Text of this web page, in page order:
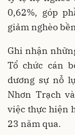
0,62%, góp
giảm nghèo
Ghi nhận
Tổ chức cán
dương sự nỗ
Nhơn Trạch
việc thực hiện
23 năm qua.